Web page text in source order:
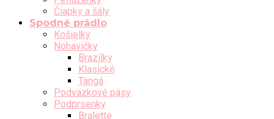
Čiapky a šály
Spodné prádlo
Košielky
Nohavičky
Brazílky
Klasické
Tangá
Podväzkové pásy
Podprsenky
Bralette